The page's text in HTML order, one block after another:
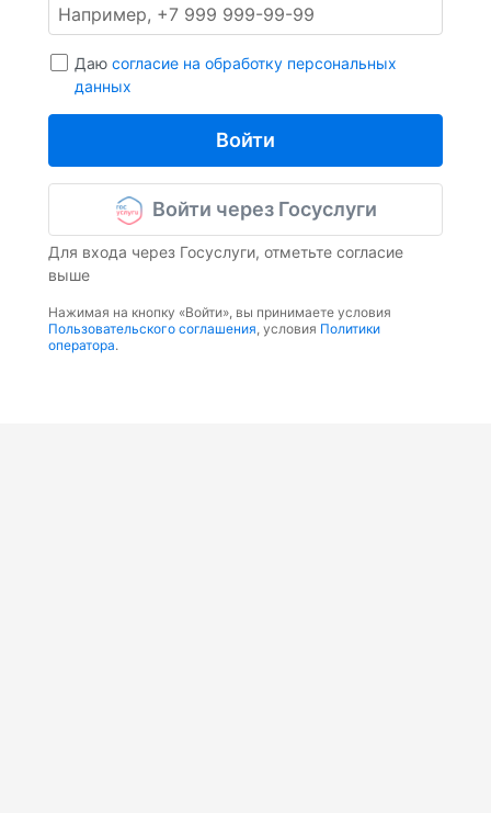
Даю согласие на обработку персональных
данных
Войти
Войти через Госуслуги
Для входа через Госуслуги, отметьте согласие
выше
Нажимая на кнопку «Войти», вы принимаете условия
Пользовательского соглашения, условия Политики
оператора.